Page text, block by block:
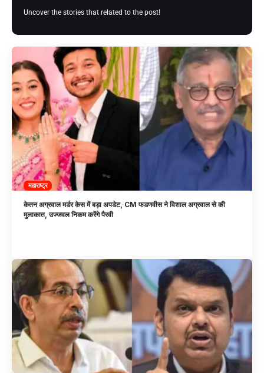
Uncover the stories that related to the post!
महाराष्ट्र
केतन अग्रवाल मर्डर केस में बड़ा अपडेट, CM फडणवीस ने विशाल अग्रवाल से की
मुलाकात, उज्जवल निकम करेंगे पैरवी